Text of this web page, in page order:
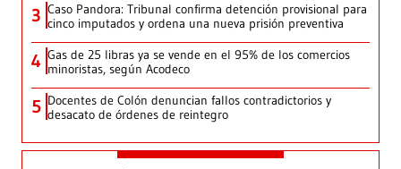
3 Caso Pandora: Tribunal confirma detención provisional para
cinco imputados y ordena una nueva prisión preventiva
4 Gas de 25 libras ya se vende en el 95% de los comercios
minoristas, según Acodeco
5 Docentes de Colón denuncian fallos contradictorios y
desacato de órdenes de reintegro